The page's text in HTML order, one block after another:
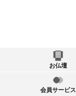
お仏壇
会員サービス